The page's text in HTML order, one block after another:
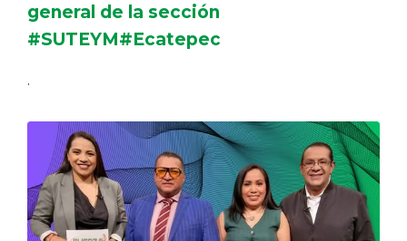
general de la sección
#SUTEYM#Ecatepec
.